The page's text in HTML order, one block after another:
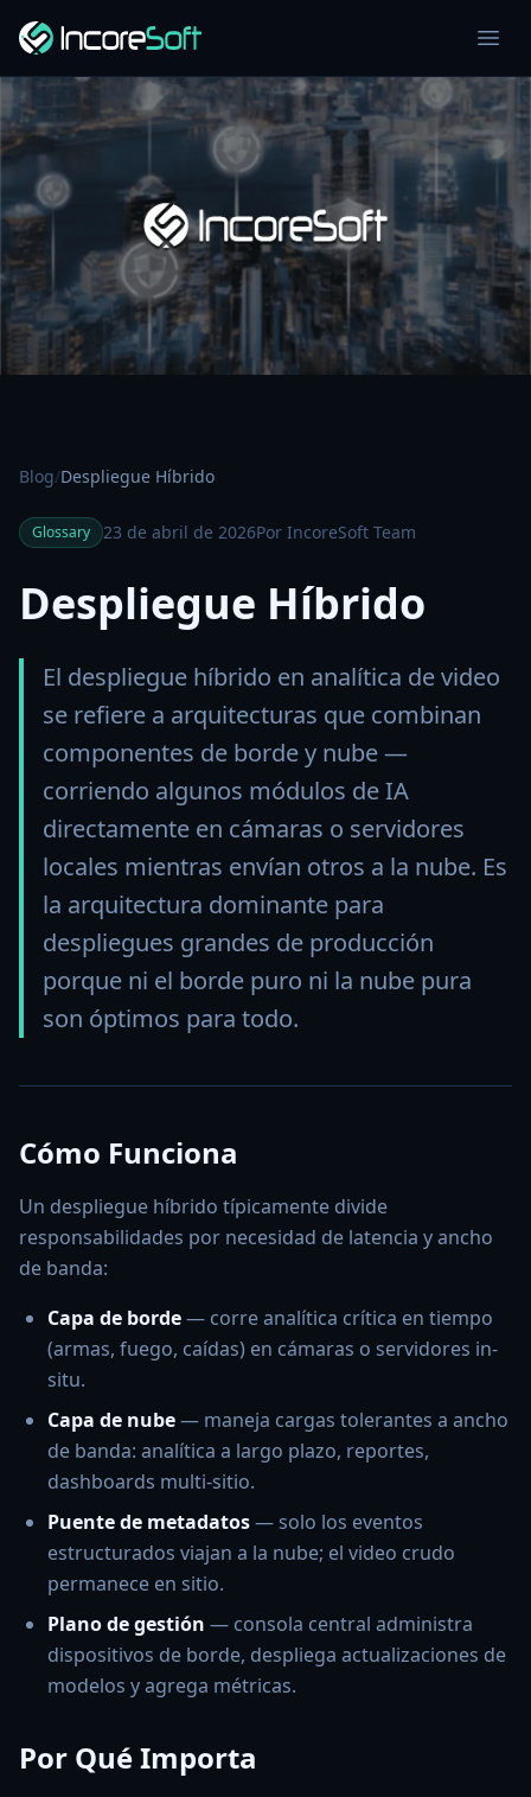
Blog/Despliegue Híbrido
Glossary 23 de abril de 2026Por IncoreSoft Team
Despliegue Híbrido
El despliegue híbrido en analítica de video
se refiere a arquitecturas que combinan
componentes de borde y nube —
corriendo algunos módulos de IA
directamente en cámaras o servidores
locales mientras envían otros a la nube. Es
la arquitectura dominante para
despliegues grandes de producción
porque ni el borde puro ni la nube pura
son óptimos para todo.
Cómo Funciona
Un despliegue híbrido típicamente divide
responsabilidades por necesidad de latencia y ancho
de banda:
Capa de borde— corre analítica crítica en tiempo
(armas, fuego, caídas) en cámaras o servidores in-
situ.
Capa de nube— maneja cargas tolerantes a ancho
de banda: analítica a largo plazo, reportes,
dashboards multi-sitio.
Puente de metadatos— solo los eventos
estructurados viajan a la nube; el video crudo
permanece en sitio.
Plano de gestión — consola central administra
dispositivos de borde, despliega actualizaciones de
modelos y agrega métricas.
Por Qué Importa